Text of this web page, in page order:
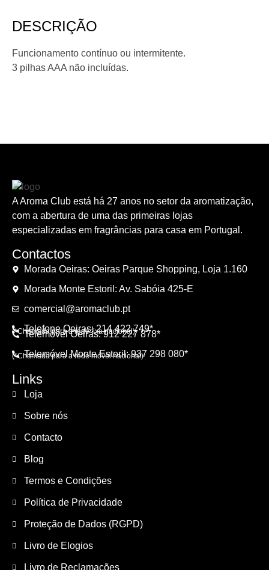
DESCRIÇÃO
Funcionamento contínuo ou intermitente.
3 pilhas AAA não incluídas.
A Aroma Club está há 27 anos no setor da aromatização,
com a abertura de uma das primeiras lojas
especializadas em fragrâncias para casa em Portugal.
Contactos
Morada Oeiras: Oeiras Parque Shopping, Loja 1.160
Morada Monte Estoril: Av. Sabóia 425-E
comercial@aromaclub.pt
Telefone Oeiras: 214 422 749*
(*Chamada para a rede fixa nacional)
Telemóvel Oeiras: 912 227 878*
Telemóvel Monte Estoril: 937 298 080*
(*Chamada para a rede móvel nacional)
Links
Loja
Sobre nós
Contacto
Blog
Termos e Condições
Política de Privacidade
Proteção de Dados (RGPD)
Livro de Elogios
Livro de Reclamações